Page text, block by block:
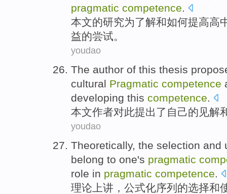
pragmatic competence.
本文的研究为了解和如何提高高
益的尝试。
youdao
The author of this thesis
cultural Pragmatic competence
developing this competence.
本文作者对此提出了 自己的 见解
youdao
Theoretically, the selection and
belong to one's pragmatic
role in pragmatic competence.
理论上讲 ， 公式化序列 的选择和